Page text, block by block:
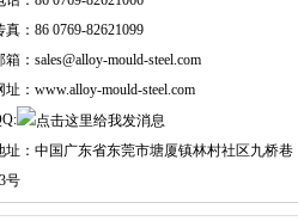
真：86 0769-82621099
箱： sales@alloy-mould-steel.com
址： www.alloy-mould-steel.com
址：中国广东省东莞市塘厦镇林村社区九桥巷
号